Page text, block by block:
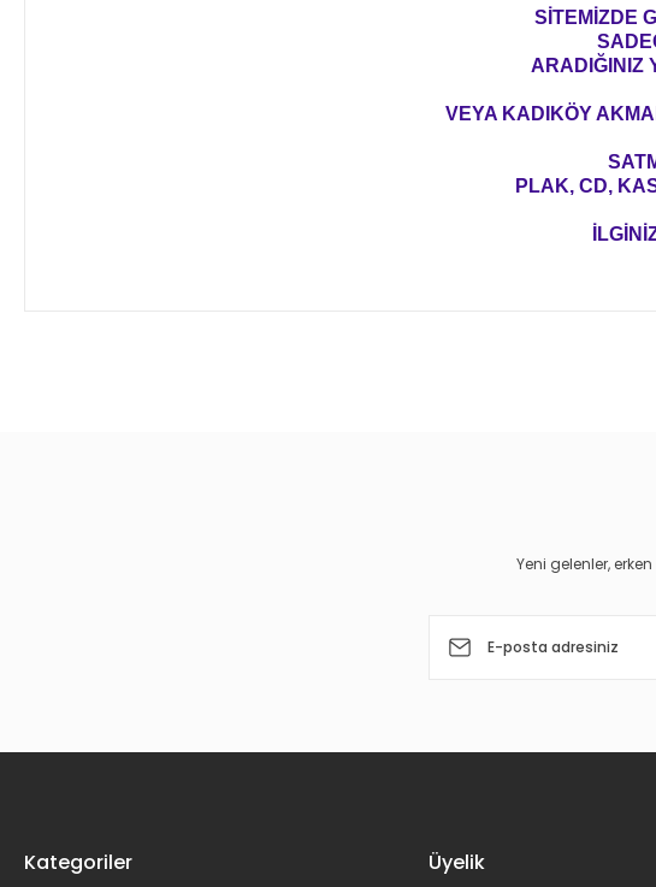
SİTEMİZDE
ARADIĞINIZ
VEYA KADIKÖY
PLAK, CD,
Yeni gelenler,
Kategoriler Üyelik